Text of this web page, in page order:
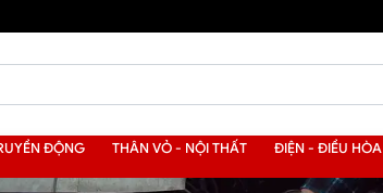
ĐỘNG THÂN VỎ - NỘI THẤT ĐIỆN - ĐIỀU HÒA